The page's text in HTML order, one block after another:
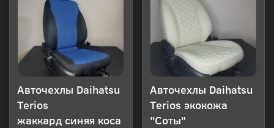
Авточехлы Daihatsu
Terios
жаккард синяя коса
Авточехлы Daihatsu
Terios экокожа
"Соты"